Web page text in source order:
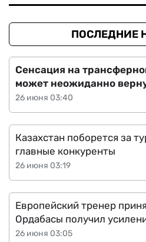
ПОСЛЕДНИЕ
26 июня 03:40
Сенсация на
может неожиданно
26 июня 03:19
Казахстан поборется за
главные конкуренты
26 июня 03:05
Европейский тренер
Ордабасы получил